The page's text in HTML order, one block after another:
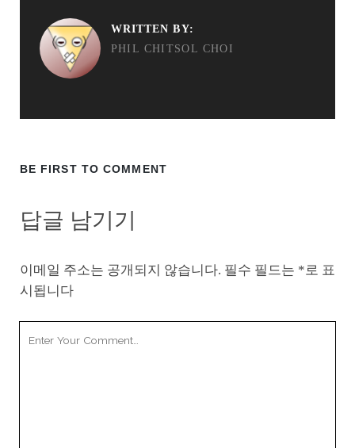
WRITTEN BY:
PHIL CHITSOL CHOI
BE FIRST TO COMMENT
답글 남기기
이메일 주소는 공개되지 않습니다. 필수 필드는 *로 표
시됩니다